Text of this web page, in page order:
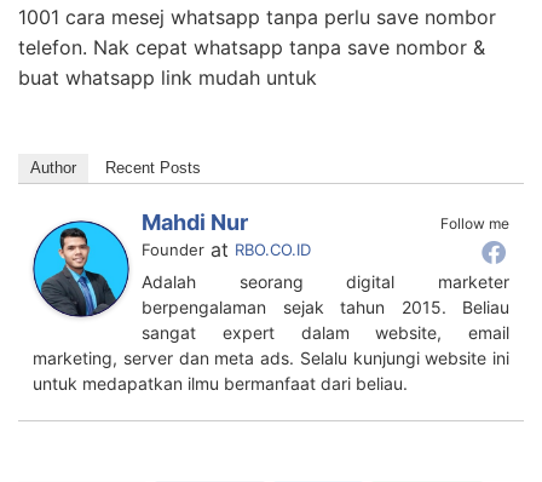
1001 cara mesej whatsapp tanpa perlu save nombor
telefon. Nak cepat whatsapp tanpa save nombor &
buat whatsapp link mudah untuk
Author Recent Posts
Follow me
Mahdi Nur
Founder at RBO.CO.ID
Adalah seorang digital marketer
berpengalaman sejak tahun 2015. Beliau
sangat expert dalam website, email
marketing, server dan meta ads. Selalu kunjungi website ini
untuk medapatkan ilmu bermanfaat dari beliau.